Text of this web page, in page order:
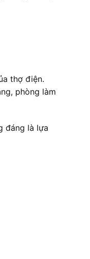
thợ điện.
phòng làm
đáng là lựa